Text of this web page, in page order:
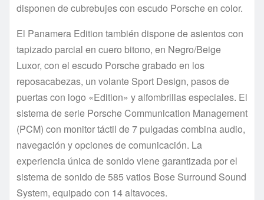
disponen de cubrebujes con escudo Porsche en color.
El Panamera Edition también dispone de asientos con
tapizado parcial en cuero bitono, en Negro/Beige
Luxor, con el escudo Porsche grabado en los
reposacabezas, un volante Sport Design, pasos de
puertas con logo «Edition» y alfombrillas especiales. El
sistema de serie Porsche Communication Management
(PCM) con monitor táctil de 7 pulgadas combina audio,
navegación y opciones de comunicación. La
experiencia única de sonido viene garantizada por el
sistema de sonido de 585 vatios Bose Surround Sound
System, equipado con 14 altavoces.